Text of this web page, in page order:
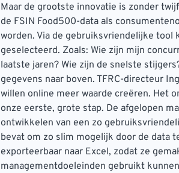
Maar de grootste innovatie is zonder
de FSIN Food500-data als
worden. Via de gebruiksvriendelijke tool
geselecteerd. Zoals: Wie zijn mijn
laatste jaren? Wie zijn de snelste
gegevens naar boven. TFRC-directeur
willen online meer waarde creëren. Het
onze eerste, grote stap. De afgelopen
ontwikkelen van een zo
bevat om zo slim mogelijk door de data
exporteerbaar naar Excel, zodat ze
managementdoeleinden gebruikt